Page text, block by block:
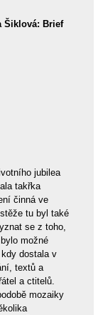
Šiklová: Brief
jubilea
takřka
činná ve
tu byl také
se z toho,
možné
dostala v
textů a
a ctitelů.
mozaiky